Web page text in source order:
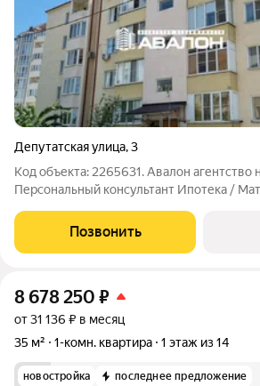
Депутатская улица,3
Код объекта: 2265631. Авалон
Персональный консультант Ипотека /
напротив Курортной зоны.
двухконтурный котел Baxi.
Позвонить
8 678 250 ₽
от 31 136 ₽ в месяц
35 м²
1-комн. квартира 1 этаж из 14
новостройка последнее предложение